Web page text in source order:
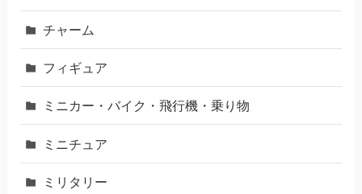
チャーム
フィギュア
ミニカー・バイク・飛行機・乗り物
ミニチュア
ミリタリー